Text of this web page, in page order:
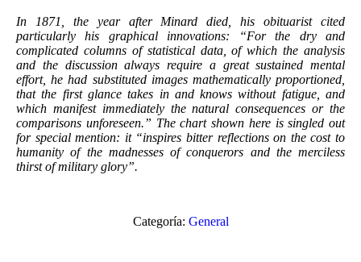
In 1871, the year after Minard died, his obituarist cited
particularly his graphical innovations: “For the dry and
complicated columns of statistical data, of which the analysis
and the discussion always require a great sustained mental
effort, he had substituted images mathematically proportioned,
that the first glance takes in and knows without fatigue, and
which manifest immediately the natural consequences or the
comparisons unforeseen.” The chart shown here is singled out
for special mention: it “inspires bitter reflections on the cost to
humanity of the madnesses of conquerors and the merciless
thirst of military glory”.
Categoría: General